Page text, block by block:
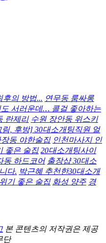
후의 방법... 연무동 룸싸롱
도 서러운데… 콜걸 좋아하는
란제리 수원 장안동 위스키
림, 후방] 30대소개팅직원 얼
장동 야한술집 인천마사지 인
좋은 술집 20대소개팅사이
동 하드코어 출장샵 30대소
다. 박근혜 추천한30대소개
기 좋은 술집 화성 양주 경
본 콘텐츠의 저작권은 제공
단